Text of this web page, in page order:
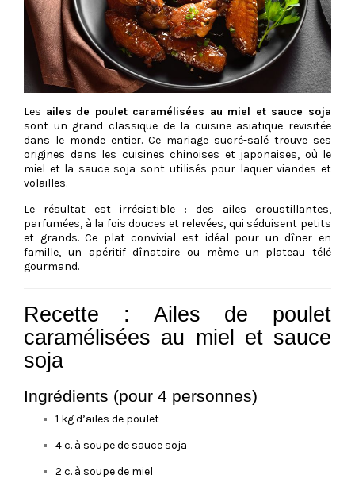
Les ailes de poulet caramélisées au miel et sauce soja
sont un grand classique de la cuisine asiatique revisitée
dans le monde entier. Ce mariage sucré-salé trouve ses
origines dans les cuisines chinoises et japonaises, où le
miel et la sauce soja sont utilisés pour laquer viandes et
volailles.
Le résultat est irrésistible : des ailes croustillantes,
parfumées, à la fois douces et relevées, qui séduisent petits
et grands. Ce plat convivial est idéal pour un dîner en
famille, un apéritif dînatoire ou même un plateau télé
gourmand.
Recette : Ailes de poulet
caramélisées au miel et sauce
soja
Ingrédients (pour 4 personnes)
1 kg d’ailes de poulet
4 c. à soupe de sauce soja
2 c. à soupe de miel